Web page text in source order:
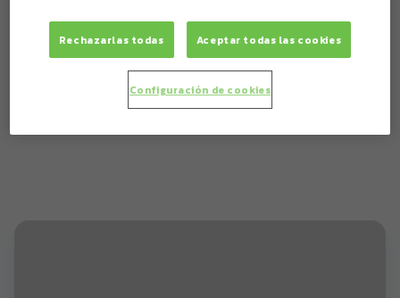
Rechazarlas todas Aceptar todas las cookies
Configuración de cookies